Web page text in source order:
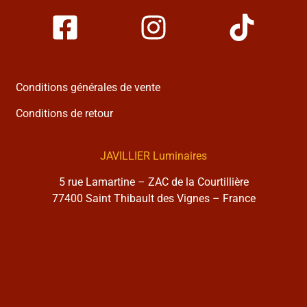
Conditions générales de vente
Conditions de retour
JAVILLIER Luminaires
5 rue Lamartine – ZAC de la Courtillière
77400 Saint Thibault des Vignes – France